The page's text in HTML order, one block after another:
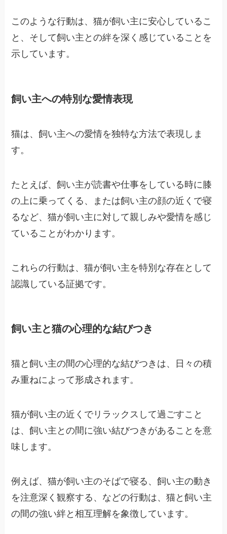
このような行動は、猫が飼い主に安心しているこ
と、そして飼い主との絆を深く感じていることを
示しています。
飼い主への特別な愛情表現
猫は、飼い主への愛情を独特な方法で表現しま
す。
たとえば、飼い主が読書や仕事をしている時に膝
の上に乗ってくる、または飼い主の顔の近くで寝
るなど、猫が飼い主に対して親しみや愛情を感じ
ていることがわかります。
これらの行動は、猫が飼い主を特別な存在として
認識している証拠です。
飼い主と猫の心理的な結びつき
猫と飼い主の間の心理的な結びつきは、日々の積
み重ねによって形成されます。
猫が飼い主の近くでリラックスして過ごすこと
は、飼い主との間に強い結びつきがあることを意
味します。
例えば、猫が飼い主のそばで寝る、飼い主の動き
を注意深く観察する、などの行動は、猫と飼い主
の間の強い絆と相互理解を象徴しています。